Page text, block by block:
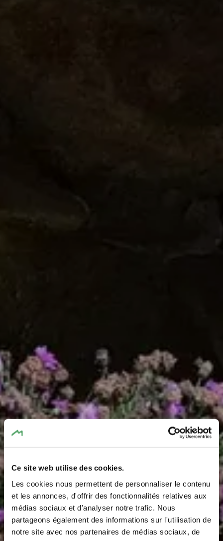
Ce site web utilise des cookies.
Les cookies nous permettent de personnaliser le contenu
et les annonces, d'offrir des fonctionnalités relatives aux
médias sociaux et d'analyser notre trafic. Nous
partageons également des informations sur l'utilisation de
notre site avec nos partenaires de médias sociaux, de
Lourdes Grotto
Siwebaach Haller -
Grotte Jamerbréck